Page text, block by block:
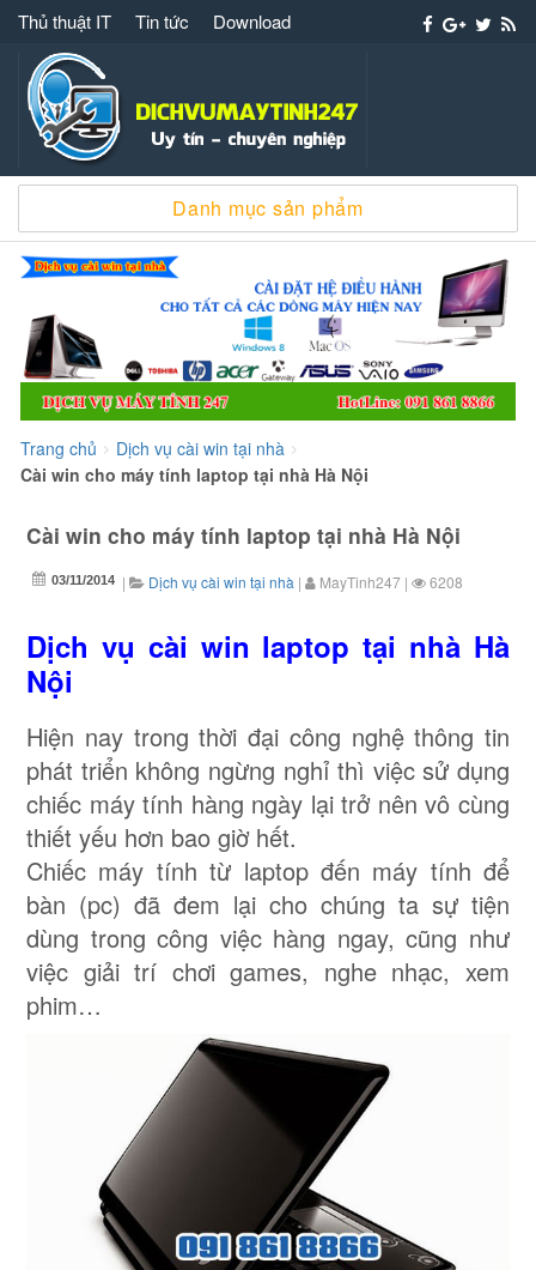
Thủ thuật IT Tin tức Download
Dịch vụ máy tính 247 – 091 861 8866 cài win
Danh mục sản phẩm
Trang chủ > Dịch vụ cài win tại nhà >
Cài win cho máy tính laptop tại nhà Hà Nội
Cài win cho máy tính laptop tại nhà Hà Nội
03/11/2014 | Dịch vụ cài win tại nhà | MayTinh247 | 6208
Dịch vụ cài win laptop tại nhà Hà
Nội
Hiện nay trong thời đại công nghệ thông tin
phát triển không ngừng nghỉ thì việc sử dụng
chiếc máy tính hàng ngày lại trở nên vô cùng
thiết yếu hơn bao giờ hết.
Chiếc máy tính từ laptop đến máy tính để
bàn (pc) đã đem lại cho chúng ta sự tiện
dùng trong công việc hàng ngay, cũng như
việc giải trí chơi games, nghe nhạc, xem
phim…